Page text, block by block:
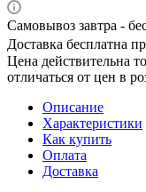
Самовывоз завтра -
Доставка бесплатна
Цена действительна
отличаться от цен в
Описание
Характеристики
Как купить
Оплата
Доставка